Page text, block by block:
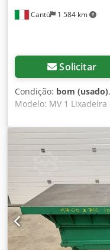
Cantù 1 584 km
Solicitar
Condição: bom (usado)
Modelo: MV 1
única, para bordas e
folheada e diversos
com bloco de lixa
+90°. Motor de 2
710/1420 – Potência
mm. Dcjdpfx Ahszmyp
velocidade variável.
comprimido: 6 atm.
mm. Dimensões
Peso: 950 kg.